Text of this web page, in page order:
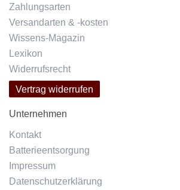
Zahlungsarten
Versandarten & -kosten
Wissens-Magazin
Lexikon
Widerrufsrecht
Vertrag widerrufen
Unternehmen
Kontakt
Batterieentsorgung
Impressum
Datenschutzerklärung